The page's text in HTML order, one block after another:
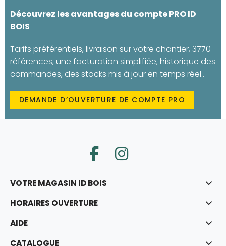
Découvrez les avantages du compte PRO ID
BOIS
Tarifs préférentiels, livraison sur votre chantier, 3770
références, une facturation simplifiée, historique des
commandes, des stocks mis à jour en temps réel..
DEMANDE D’OUVERTURE DE COMPTE PRO
VOTRE MAGASIN ID BOIS
HORAIRES OUVERTURE
AIDE
CATALOGUE